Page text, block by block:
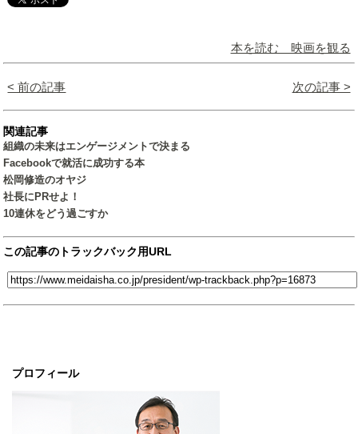
プロフィール
本を読む 映画を観る
< 前の記事 次の記事 >
関連記事
組織の未来はエンゲージメントで決まる
Facebookで就活に成功する本
松岡修造のオヤジ
社長にPRせよ！
10連休をどう過ごすか
この記事のトラックバック用URL